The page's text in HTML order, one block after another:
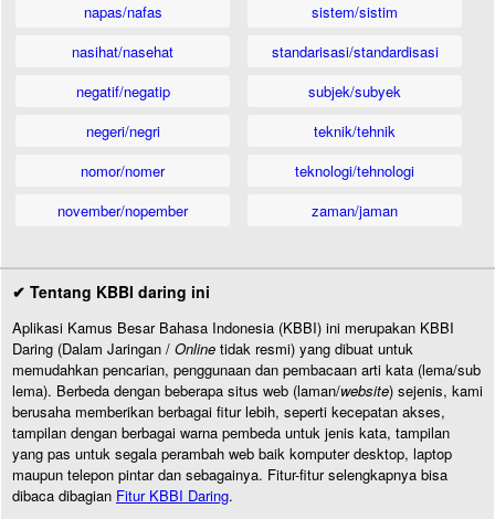
napas/nafas
nasihat/nasehat
negatif/negatip
negeri/negri
nomor/nomer
november/nopember
sistem/sistim
standarisasi/standardisasi
subjek/subyek
teknik/tehnik
teknologi/tehnologi
zaman/jaman
✔ Tentang KBBI daring ini
Aplikasi Kamus Besar Bahasa Indonesia (KBBI) ini merupakan KBBI
Daring (Dalam Jaringan / Online tidak resmi) yang dibuat untuk
memudahkan pencarian, penggunaan dan pembacaan arti kata (lema/sub
lema). Berbeda dengan beberapa situs web (laman/website) sejenis, kami
berusaha memberikan berbagai fitur lebih, seperti kecepatan akses,
tampilan dengan berbagai warna pembeda untuk jenis kata, tampilan
yang pas untuk segala perambah web baik komputer desktop, laptop
maupun telepon pintar dan sebagainya. Fitur-fitur selengkapnya bisa
dibaca dibagian Fitur KBBI Daring.